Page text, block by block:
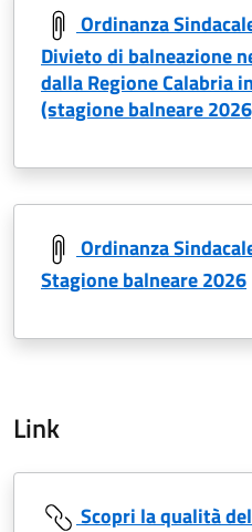
Ordinanza
Divieto di balneazione
dalla Regione Calabria
(stagione balneare
Ordinanza
Stagione balneare 2026
Link
Scopri la qualità